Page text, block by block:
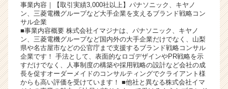
イ
ト
チ
ア
キ
ャ
リ
ア
事業内容｜【取引実績3,000社以上】パナソニック、キヤノ
ン、三菱電機グループなど大手企業を支えるブランド戦略コン
サル企業
■事業内容概要 株式会社イマジナは、パナソニック、キヤノ
ン、三菱電機グループなど国内外の大手企業だけでなく、山梨
県や名古屋市などの公官庁まで支援するブランド戦略コンサル
企業です！ 手法として、表面的なロゴデザインやPR戦略を示
すだけでなく、人事制度の構築や採用戦略の設計など会社の成
長を促すオーダーメイドのコンサルティングでクライアント様
からも高い評価を受けています！ ■他社と異なる株式会社イマ